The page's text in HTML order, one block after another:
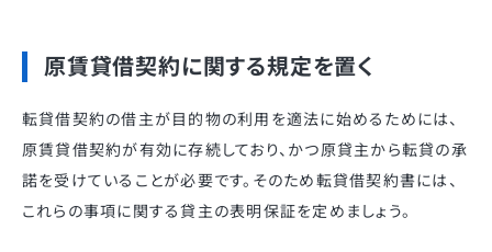
原賃貸借契約に関する規定を置く
転貸借契約の借主が目的物の利用を適法に始めるためには、
原賃貸借契約が有効に存続しており、かつ原貸主から転貸の承
諾を受けていることが必要です。そのため転貸借契約書には、
これらの事項に関する貸主の表明保証を定めましょう。